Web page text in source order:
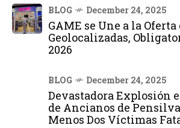
BLOG December 24, 2025
GAME se Une a la
Geolocalizadas,
2026
BLOG December 24, 2025
Devastadora Explosión
de Ancianos de
Menos Dos Víctimas